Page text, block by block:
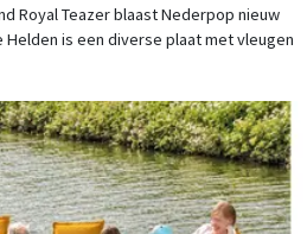
Royal Teazer blaast Nederpop nieuw
Helden is een diverse plaat met vleugen